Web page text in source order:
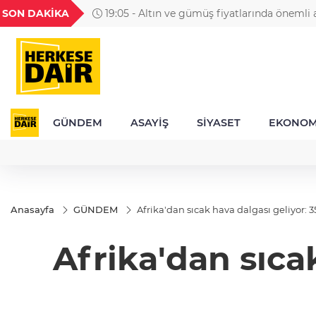
SON DAKİKA 19:05 - Altın ve gümüş fiyatlarında önemli
18,2677
TND
16,3788
BGN
27,9743
VND
0,0018
GÜNDEM ASAYİŞ SİYASET
Anasayfa GÜNDEM Afrika'dan sıcak hava dalgası geliyor:
Afrika'dan